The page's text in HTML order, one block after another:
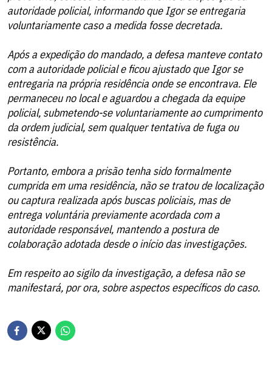
autoridade policial, informando que Igor se entregaria
voluntariamente caso a medida fosse decretada.
Após a expedição do mandado, a defesa manteve contato
com a autoridade policial e ficou ajustado que Igor se
entregaria na própria residência onde se encontrava. Ele
permaneceu no local e aguardou a chegada da equipe
policial, submetendo-se voluntariamente ao cumprimento
da ordem judicial, sem qualquer tentativa de fuga ou
resistência.
Portanto, embora a prisão tenha sido formalmente
cumprida em uma residência, não se tratou de localização
ou captura realizada após buscas policiais, mas de
entrega voluntária previamente acordada com a
autoridade responsável, mantendo a postura de
colaboração adotada desde o início das investigações.
Em respeito ao sigilo da investigação, a defesa não se
manifestará, por ora, sobre aspectos específicos do caso.